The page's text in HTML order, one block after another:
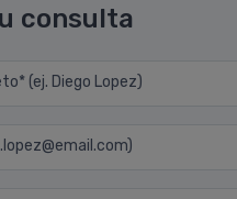
consulta
(ej. Diego Lopez)